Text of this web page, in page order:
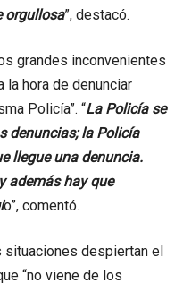
orgullosa”, destacó.
grandes inconvenientes
la hora de denunciar
Policía”. “La Policía se
denuncias; la Policía
llegue una denuncia.
además hay que
o”, comentó.
situaciones despiertan el
“no viene de los